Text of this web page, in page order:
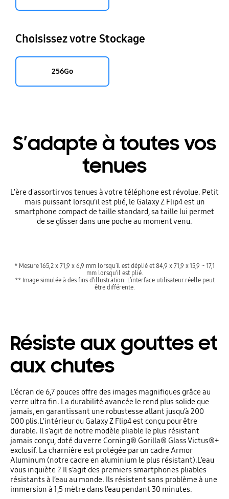
Choisissez votre Stockage
256Go
S’adapte à toutes vos
tenues
L'ère d'assortir vos tenues à votre téléphone est révolue. Petit
mais puissant lorsqu’il est plié, le Galaxy Z Flip4 est un
smartphone compact de taille standard, sa taille lui permet
de se glisser dans une poche au moment venu.
* Mesure 165,2 x 71,9 x 6,9 mm lorsqu’il est déplié et 84,9 x 71,9 x 15,9 ~ 17,1
mm lorsqu’il est plié.
** Image simulée à des fins d’illustration. L’interface utilisateur réelle peut
être différente.
Résiste aux gouttes et
aux chutes
L’écran de 6,7 pouces offre des images magnifiques grâce au
verre ultra fin. La durabilité avancée le rend plus solide que
jamais, en garantissant une robustesse allant jusqu’à 200
000 plis.L’intérieur du Galaxy Z Flip4 est conçu pour être
durable. Il s’agit de notre modèle pliable le plus résistant
jamais conçu, doté du verre Corning® Gorilla® Glass Victus®+
exclusif. La charnière est protégée par un cadre Armor
Aluminum (notre cadre en aluminium le plus résistant).L’eau
vous inquiète ? Il s’agit des premiers smartphones pliables
résistants à l’eau au monde. Ils résistent sans problème à une
immersion à 1,5 mètre dans l’eau pendant 30 minutes.